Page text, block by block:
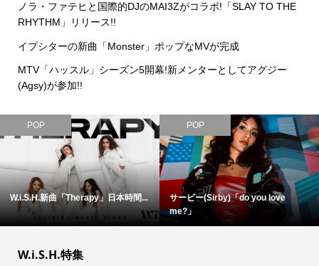
ノラ・ファテヒと国際的DJのMAI3Zがコラボ!「SLAY TO THE
RHYTHM」リリース!!
イプシターの新曲「Monster」ポップなMVが完成
MTV「ハッスル」シーズン5開幕!新メンターとしてアグジー
(Agsy)が参加!!
POP
W.i.S.H.新曲「Therapy」日本時間...
POP
サービー(Sirby)「do you love
me?」
W.i.S.H.特集